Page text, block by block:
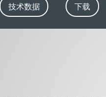
技术数据 下载